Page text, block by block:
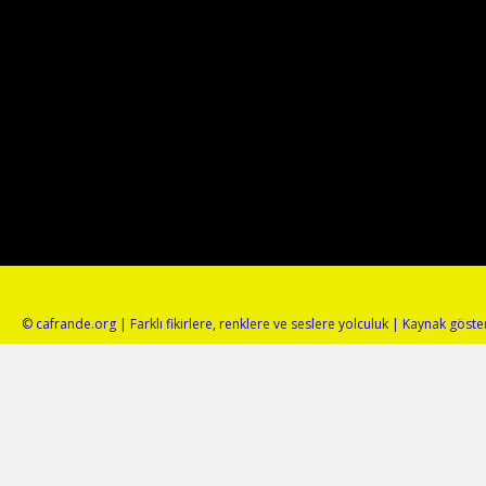
© cafrande.org | Farklı fikirlere, renklere ve seslere yolculuk | Kaynak